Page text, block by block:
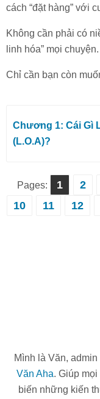
cách “đặt hàng” với
Không cần phải có
linh hóa” mọi chuyện.
Chỉ cần bạn còn
Chương 1: Cái Gì
(L.O.A)?
Pages: 1 2
10
11 12
Mình là Văn, admin
Văn Aha. Giúp
biến những kiến